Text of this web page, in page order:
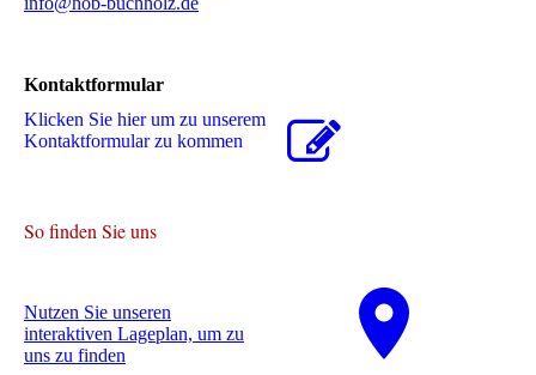
Kontaktformular
Klicken Sie hier um zu unserem
Kon­takt­for­mu­lar zu kommen
So finden Sie uns
Nutzen Sie unseren
interaktiven La­ge­plan, um zu
uns zu finden